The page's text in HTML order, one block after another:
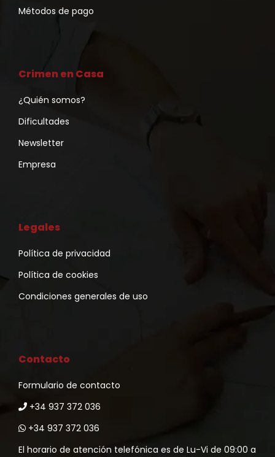
Métodos de pago
Crimen en Casa
¿Quién somos?
Dificultades
Newsletter
Empresa
Legales
Política de privacidad
Política de cookies
Condiciones generales de uso
Contacto
Formulario de contacto
+34 937 372 036
+34 937 372 036
El horario de atención telefónica es de Lu-Vi de 09:00 a